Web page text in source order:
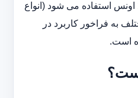
‏فروشگاه ها از بنرهای 13 و 15 اونس استفاده می شود (انواع
به فراخور کاربرد در
است.